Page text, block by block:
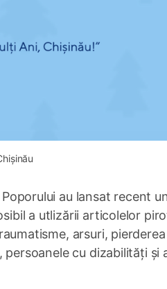
au lansat recent
a utlizării articolelor
arsuri, pierderea
cu dizabilități și